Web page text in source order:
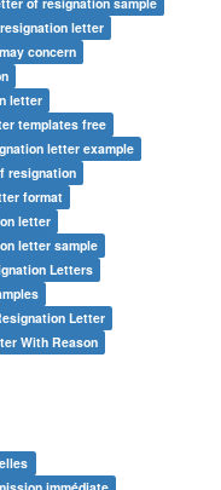
letter
concern
letter
templates free
letter example
resignation
format
letter
letter sample
Letters
Letter
With Reason